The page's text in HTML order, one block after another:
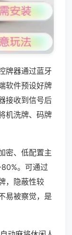
牌器通过蓝牙
软件预设好牌
接收到信号后
机洗牌、码牌
密、低配置主
。可通过
，隐蔽性较
易被察觉，是